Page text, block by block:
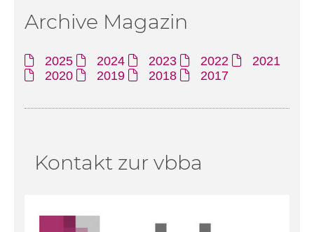
Archive Magazin
2025 2024 2023 2022
2021
2020
2019 2018 2017
Kontakt zur vbba